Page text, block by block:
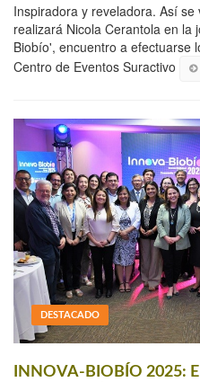
Inspiradora y reveladora. Así
realizará Nicola Cerantola en
Biobío', encuentro a efectuarse
Centro de Eventos Suractivo
DESTACADO
INNOVA-BIOBÍO 2025: